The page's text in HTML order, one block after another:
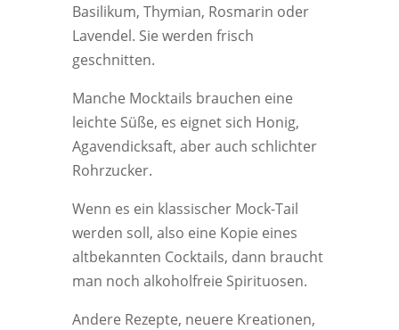
Basilikum, Thymian, Rosmarin oder
Lavendel. Sie werden frisch
geschnitten.
Manche Mocktails brauchen eine
leichte Süße, es eignet sich Honig,
Agavendicksaft, aber auch schlichter
Rohrzucker.
Wenn es ein klassischer Mock-Tail
werden soll, also eine Kopie eines
altbekannten Cocktails, dann braucht
man noch alkoholfreie Spirituosen.
Andere Rezepte, neuere Kreationen,